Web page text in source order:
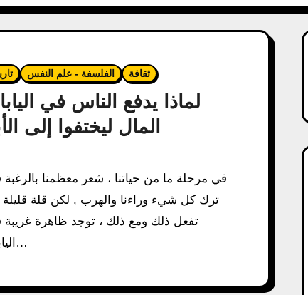
الفلسفة - علم النفس ثقافة
لماذا يدفع الناس في
المال ليختفوا إلى
في مرحلة ما من حياتنا ، شعر معظمنا بالرغبة في
ترك كل شيء وراءنا والهرب , لكن قلة قليلة
تفعل ذلك ومع ذلك ، توجد ظاهرة
اليابان…